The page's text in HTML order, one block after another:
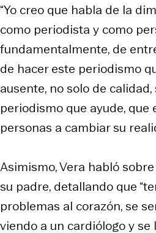
“Yo creo que habla de la
como periodista y como
fundamentalmente, de
de hacer este periodismo
ausente, no solo de
periodismo que ayude, que
personas a cambiar su
Asimismo, Vera habló
su padre, detallando que
problemas al corazón, se
viendo a un cardiólogo y